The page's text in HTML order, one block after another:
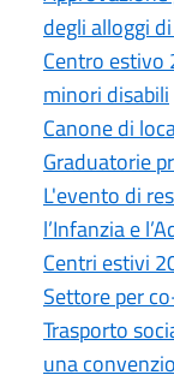
degli alloggi
Centro
minori disabili
Canone di
Graduatorie
L'evento di
l’Infanzia e
Centri estivi
Settore per
Trasporto
una